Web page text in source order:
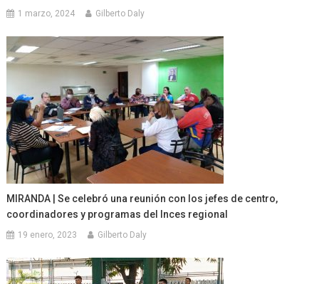
1 marzo, 2024 Gilberto Daly
MIRANDA | Se celebró una reunión con los jefes de centro,
coordinadores y programas del Inces regional
19 enero, 2023 Gilberto Daly